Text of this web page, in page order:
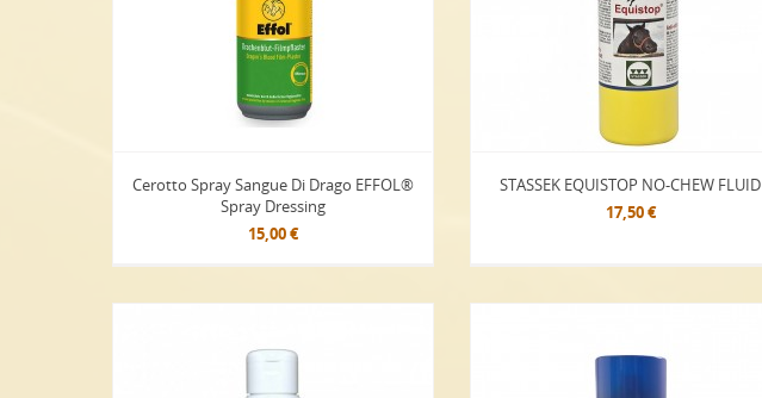
Cerotto Spray Sangue Di Drago EFFOL®
Spray Dressing
15,00 €
STASSEK EQUISTOP NO-CHEW FLUID
17,50 €